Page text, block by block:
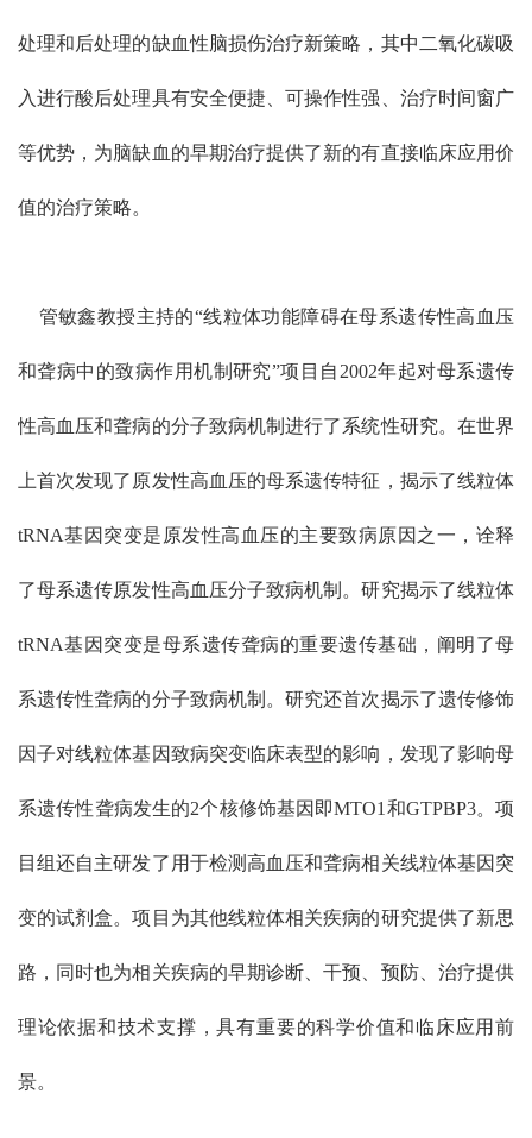
处理和后处理的缺血性脑损伤治疗新策略，其中二氧化碳吸
入进行酸后处理具有安全便捷、可操作性强、治疗时间窗广
等优势，为脑缺血的早期治疗提供了新的有直接临床应用价
值的治疗策略。
管敏鑫教授主持的“线粒体功能障碍在母系遗传性高血压
和聋病中的致病作用机制研究”项目自2002年起对母系遗传
性高血压和聋病的分子致病机制进行了系统性研究。在世界
上首次发现了原发性高血压的母系遗传特征，揭示了线粒体
tRNA基因突变是原发性高血压的主要致病原因之一，诠释
了母系遗传原发性高血压分子致病机制。研究揭示了线粒体
tRNA基因突变是母系遗传聋病的重要遗传基础，阐明了母
系遗传性聋病的分子致病机制。研究还首次揭示了遗传修饰
因子对线粒体基因致病突变临床表型的影响，发现了影响母
系遗传性聋病发生的2个核修饰基因即MTO1和GTPBP3。项
目组还自主研发了用于检测高血压和聋病相关线粒体基因突
变的试剂盒。项目为其他线粒体相关疾病的研究提供了新思
路，同时也为相关疾病的早期诊断、干预、预防、治疗提供
理论依据和技术支撑，具有重要的科学价值和临床应用前
景。